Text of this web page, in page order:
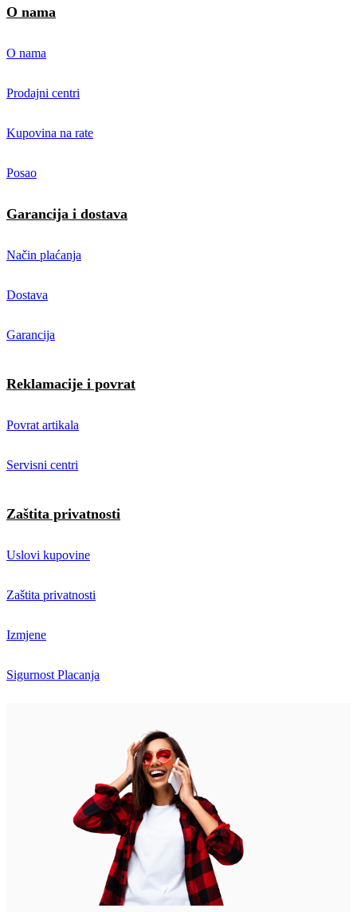
O nama
O nama
Prodajni centri
Kupovina na rate
Posao
Garancija i dostava
Način plaćanja
Dostava
Garancija
Reklamacije i povrat
Povrat artikala
Servisni centri
Zaštita privatnosti
Uslovi kupovine
Zaštita privatnosti
Izmjene
Sigurnost Placanja